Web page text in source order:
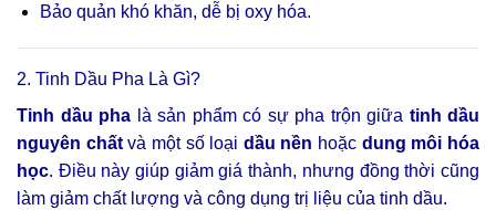
Bảo quản khó khăn, dễ bị oxy hóa.
2. Tinh Dầu Pha Là Gì?
Tinh dầu pha là sản phẩm có sự pha trộn giữa tinh dầu
nguyên chấtvà một số loại dầu nền hoặc dung môi hóa
học. Điều này giúp giảm giá thành, nhưng đồng thời cũng
làm giảm chất lượng và công dụng trị liệu của tinh dầu.